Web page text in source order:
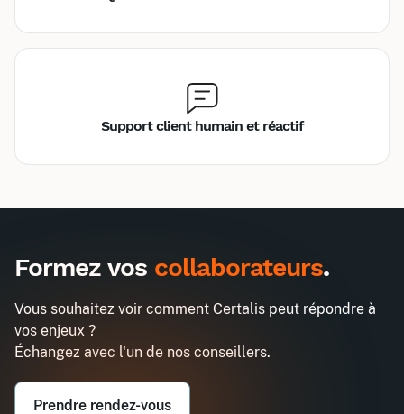
Support client humain et réactif
Formation certifiante Scrum Product
Entreprise*
Formez vos collaborateurs.
Vous souhaitez voir comment Certalis peut répondre à
vos enjeux ?
Échangez avec l'un de nos conseillers.
Prendre rendez-vous